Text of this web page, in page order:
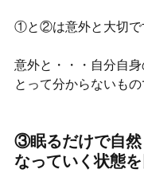
①と②は意外と大切で
意外と・・・自分自
とって分からないもの
③眠るだけで自然
なっていく状態